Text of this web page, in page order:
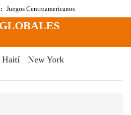
Juegos Centroamericanos
GLOBALES
Haití New York